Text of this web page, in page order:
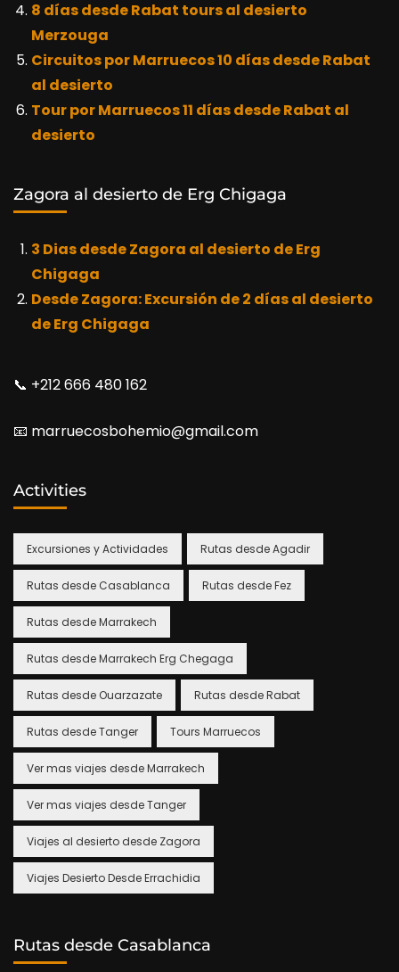
8 días desde Rabat tours al desierto
Merzouga
Circuitos por Marruecos 10 días desde Rabat
al desierto
Tour por Marruecos 11 días desde Rabat al
desierto
Zagora al desierto de Erg Chigaga
3 Dias desde Zagora al desierto de Erg
Chigaga
Desde Zagora: Excursión de 2 días al desierto
de Erg Chigaga
📞​ +212 666 480 162
📧​ marruecosbohemio@gmail.com
Activities
Excursiones y Actividades Rutas desde Agadir
Rutas desde Casablanca Rutas desde Fez
Rutas desde Marrakech
Rutas desde Marrakech Erg Chegaga
Rutas desde Ouarzazate Rutas desde Rabat
Rutas desde Tanger Tours Marruecos
Ver mas viajes desde Marrakech
Ver mas viajes desde Tanger
Viajes al desierto desde Zagora
Viajes Desierto Desde Errachidia
Rutas desde Casablanca